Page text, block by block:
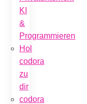
KI
&
Programmieren
Hol
codora
zu
dir
codora